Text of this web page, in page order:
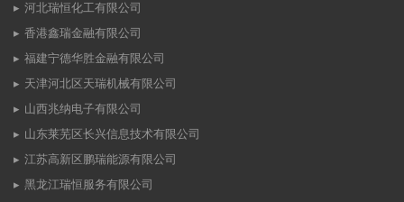
河北瑞恒化工有限公司
香港鑫瑞金融有限公司
福建宁德华胜金融有限公司
天津河北区天瑞机械有限公司
山西兆纳电子有限公司
山东莱芜区长兴信息技术有限公司
江苏高新区鹏瑞能源有限公司
黑龙江瑞恒服务有限公司